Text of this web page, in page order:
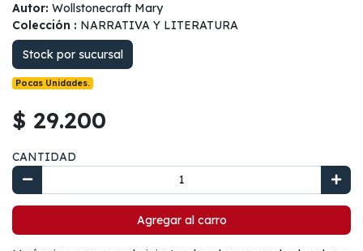
Autor: Wollstonecraft Mary
Colección : NARRATIVA Y LITERATURA
Stock por sucursal
Pocas Unidades.
$ 29.200
CANTIDAD
Agregar al carro